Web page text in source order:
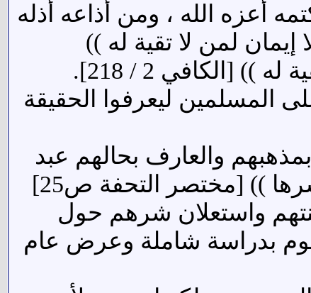
الله ، ومن أذاعه أذله
لا إيمان لمن لا تقية له ))
[السابق:2/218]، (( إن تسعة أعشار الدين في التقية ولا دين لم لا تقية له )) [الكافي 2 / 218].
المسلمين ليعرفوا الحقيقة
والعارف بحالهم عبد
)) [مختصر التحفة ص25]
واستعلان شرهم حول
قوم بدراسة شاملة وعرض عام